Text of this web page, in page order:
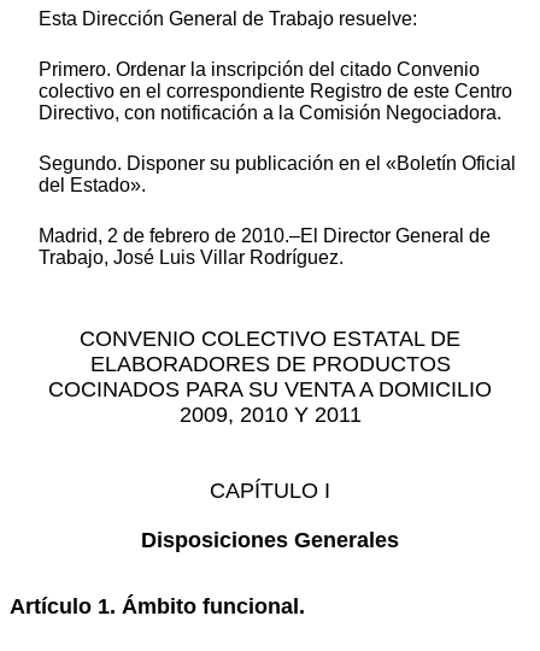
Esta Dirección General de Trabajo resuelve:
Primero. Ordenar la inscripción del citado Convenio
colectivo en el correspondiente Registro de este Centro
Directivo, con notificación a la Comisión Negociadora.
Segundo. Disponer su publicación en el «Boletín Oficial
del Estado».
Madrid, 2 de febrero de 2010.–El Director General de
Trabajo, José Luis Villar Rodríguez.
CONVENIO COLECTIVO ESTATAL DE
ELABORADORES DE PRODUCTOS
COCINADOS PARA SU VENTA A DOMICILIO
2009, 2010 Y 2011
CAPÍTULO I
Disposiciones Generales
Artículo 1. Ámbito funcional.